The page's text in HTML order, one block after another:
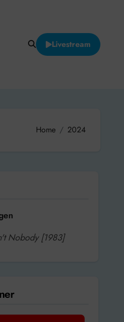
Livestream
Home 2024
Nobody [1983]